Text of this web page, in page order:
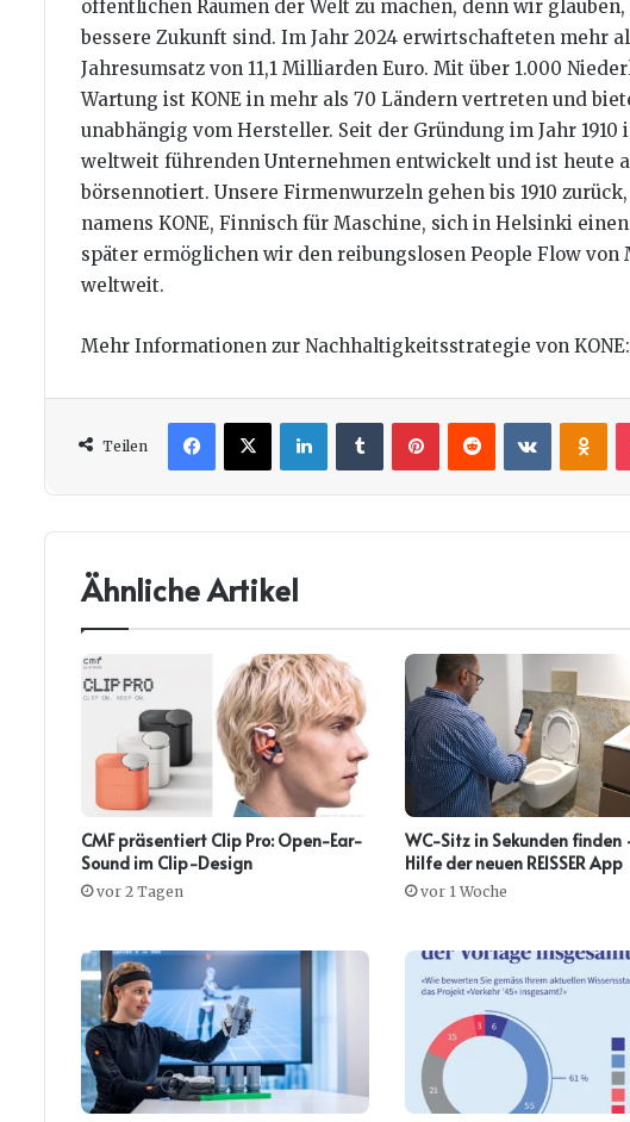
öffentlichen Räumen der Welt zu machen, denn wir
bessere Zukunft sind. Im Jahr 2024 erwirtschafteten mehr
Jahresumsatz von 11,1 Milliarden Euro. Mit über 1.000
Wartung ist KONE in mehr als 70 Ländern vertreten und
unabhängig vom Hersteller. Seit der Gründung im Jahr 1910
weltweit führenden Unternehmen entwickelt und ist heute
börsennotiert. Unsere Firmenwurzeln gehen bis 1910
namens KONE, Finnisch für Maschine, sich in Helsinki
später ermöglichen wir den reibungslosen People Flow
weltweit.
Mehr Informationen zur Nachhaltigkeitsstrategie von KONE:
Teilen
Facebook
X LinkedInTumblrPinterestReddit
Ähnliche Artikel
CMF präsentiert Clip Pro: Open-Ear-
Sound im Clip-Design
vor 2 Tagen
WC-Sitz in Sekunden
Hilfe der neuen REISSER App
vor 1 Woche